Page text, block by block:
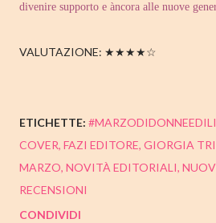
divenire supporto e àncora alle nuove
VALUTAZIONE: ★★★★☆
ETICHETTE:
COVER FAZI EDITORE GIORGIA
MARZO NOVITÀ EDITORIALI
RECENSIONI
CONDIVIDI